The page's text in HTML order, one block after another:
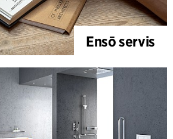
Ensō servis